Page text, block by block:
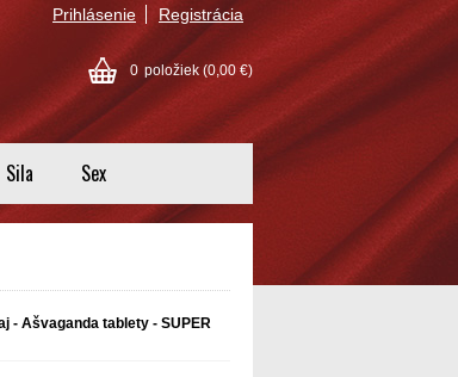
Prihlásenie Registrácia
0 položiek (0,00 €)
Sila Sex
- Ašvaganda tablety - SUPER